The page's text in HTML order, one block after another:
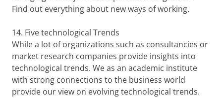
Find out everything about new ways of working.
14. Fivetechnological Trends
While a lot of organizations such as consultancies or
market research companies provide insights into
technological trends. We as an academic institute
with strong connections to the business world
provide our view on evolving technological trends.